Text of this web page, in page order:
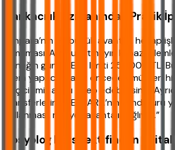
Bankacılık Uzmanından Pratik
“Enpara’nın en büyük avantajı, hesap
olmaması. Ama unutmayın ki bazı
Örneğin günlük EFT limiti 250.000 TL.
işlem yapacaksanız önceden müşteri
geçici limit artışı talep edebilirsiniz.
transferlerinde ENPARA’nın kendi kuru
kullanması, maliyet avantajı sağlıyor.”
Sosyolog Perspektifinden Dijital